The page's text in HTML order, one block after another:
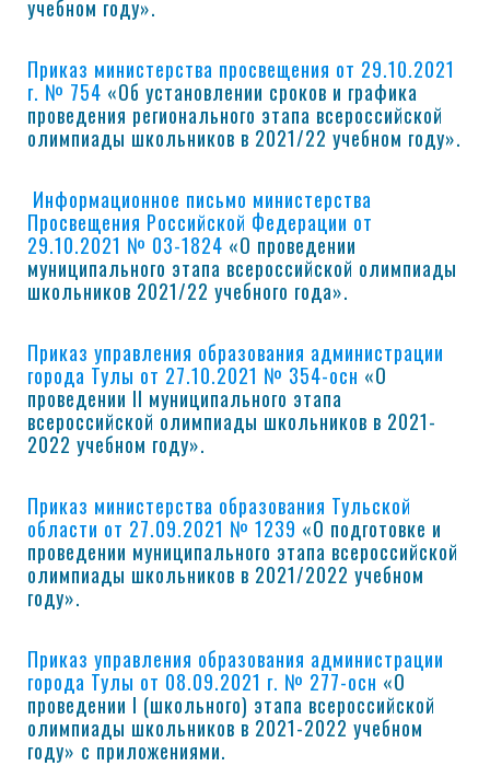
учебном году».
Приказ министерства просвещения от 29.10.2021
г. № 754 «Об установлении сроков и графика
проведения регионального этапа всероссийской
олимпиады школьников в 2021/22 учебном году».
Информационное письмо министерства
Просвещения Российской Федерации от
29.10.2021 № 03-1824 «О проведении
муниципального этапа всероссийской олимпиады
школьников 2021/22 учебного года».
Приказ управления образования администрации
города Тулы от 27.10.2021 № 354-осн «О
проведении II муниципального этапа
всероссийской олимпиады школьников в 2021-
2022 учебном году».
Приказ министерства образования Тульской
области от 27.09.2021 № 1239 «О подготовке и
проведении муниципального этапа всероссийской
олимпиады школьников в 2021/2022 учебном
году».
Приказ управления образования администрации
города Тулы от 08.09.2021 г. № 277-осн «О
проведении I (школьного) этапа всероссийской
олимпиады школьников в 2021-2022 учебном
году» с приложениями.